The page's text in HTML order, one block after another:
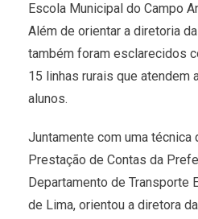
Escola Municipal do Campo
Além de orientar a diretoria
também foram esclarecidos
15 linhas rurais que atendem
alunos.
Juntamente com uma técnica
Prestação de Contas da
Departamento de Transporte
de Lima, orientou a diretora